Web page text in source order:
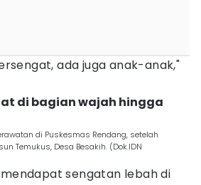
ada juga anak-anak,"
di bagian wajah hingga
di Puskesmas Rendang, setelah
Temukus, Desa Besakih. (Dok.IDN
sengatan lebah di